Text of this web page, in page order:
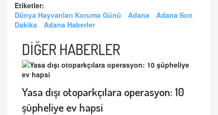
Etiketler:
Dünya Hayvanları Koruma Günü
Adana
Adana Son
Dakika
Adana Haberler
DİĞER HABERLER
Yasa dışı otoparkçılara operasyon: 10
şüpheliye ev hapsi